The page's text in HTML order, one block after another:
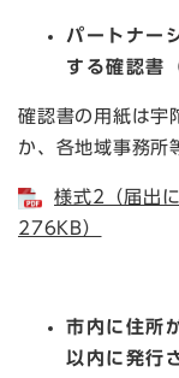
パートナー
する確認書
確認書の用紙は宇
か、各地域事務所
様式2（届出
276KB）
市内に住所
以内に発行